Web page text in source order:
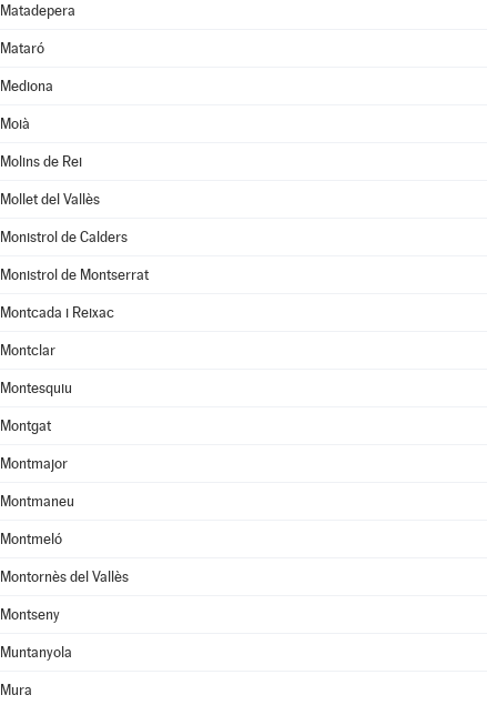
Matadepera
Mataró
Mediona
Moià
Molins de Rei
Mollet del Vallès
Monistrol de Calders
Monistrol de Montserrat
Montcada i Reixac
Montclar
Montesquiu
Montgat
Montmajor
Montmaneu
Montmeló
Montornès del Vallès
Montseny
Muntanyola
Mura